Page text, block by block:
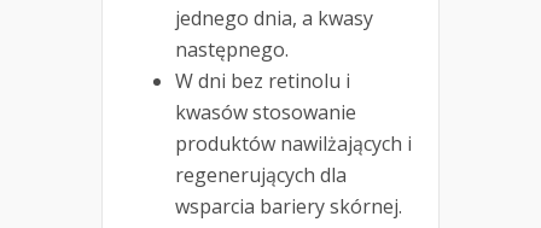
jednego dnia, a kwasy
następnego.
W dni bez retinolu i
kwasów stosowanie
produktów nawilżających i
regenerujących dla
wsparcia bariery skórnej.